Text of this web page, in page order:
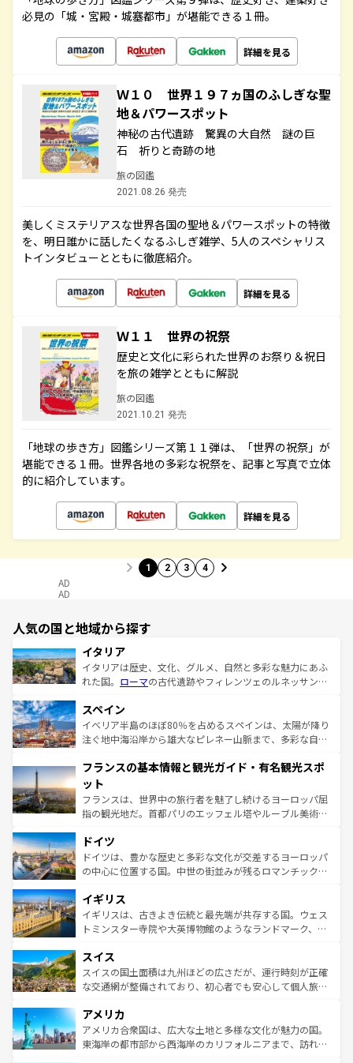
必見の「城・宮殿・城塞都市」が堪能できる１冊。
詳細を見る
Ｗ１０ 世界１９７ヵ国のふしぎな聖
地＆パワースポット
神秘の古代遺跡 驚異の大自然 謎の巨
石 祈りと奇跡の地
旅の図鑑
2021.08.26 発売
美しくミステリアスな世界各国の聖地＆パワースポットの特徴
を、明日誰かに話したくなるふしぎ雑学、5人のスペシャリス
トインタビューとともに徹底紹介。
詳細を見る
Ｗ１１ 世界の祝祭
歴史と文化に彩られた世界のお祭り＆祝日
を旅の雑学とともに解説
旅の図鑑
2021.10.21 発売
「地球の歩き方」図鑑シリーズ第１１弾は、「世界の祝祭」が
堪能できる１冊。世界各地の多彩な祝祭を、記事と写真で立体
的に紹介しています。
詳細を見る
1 2 3 4
AD
AD
人気の国と地域から探す
イタリア
イタリアは歴史、文化、グルメ、自然と多彩な魅力にあふ
れた国。 ローマの古代遺跡やフィレンツェのルネッサンス
ろん、トスカーナの美しい田園風景やアマルフィ海岸の絶
景など、自然景観も見逃せない。観光の合間には、本場の
ピザやパスタなど、絶品のイタリア料理を堪能することも
ませてくれるイタリアで、忘れられない旅をしてみよう！
なお、新着のイタリア情報は
しい。
スペイン
イベリア半島のほぼ80％を占めるスペインは、太陽が降り
注ぐ地中海沿岸から雄大なピレネー山脈まで、多彩な自然
文化が根付くこの国では、情熱的なフラメンコ、熱気あふ
れる闘牛、そして美味しいタパスが生活の一部となってい
る。首都マドリードの洗練された雰囲気や、バルセロナの
アートに溢れた街角から、地方では古代ローマ遺跡や中世
せる。地方によって風土や気候が異なるスペインはその個
性で訪れる人を魅了する。 なお、新着のスペイン情報は コ
ンテンツ一覧を参照してほしい。
フランスの基本情報と観光ガイド・有名観光スポ
ット
フランスは、世界中の旅行者を魅了し続けるヨーロッパ屈
指の観光地だ。首都パリのエッフェル塔やルーブル美術館
で、幅広い魅力が詰まっている。華麗な宮殿、歴史的な大
聖堂、美しいビーチ、そして豊かな自然が、訪れる者を心
から魅了する。また、フランスは美食の国としても知ら
いる。シャンパンの発祥地であるランス、プロヴァンスの
香り高いラベンダー畑など、多彩な楽しみ方が可能だ。さ
らに、パリ以外の地域にも魅力が溢れており、どの街角に
れる地方に足を運ぶとそれぞれで全く異なる文化を体験で
きるだろう。 なお、新着のフランス情報はコンテンツ一覧
を参照してほしい。
ドイツ
ドイツは、豊かな歴史と多彩な文化が交差するヨーロッパ
の中心に位置する国。中世の街並みが残るロマンチック街
顔を持つこの国は、どこを歩いても飽きることがない。ベ
ルリンの文化的活気、バイエルン州のアルプスの絶景、そ
してライン川沿いのワイン畑といった風景は必見。ビール
は、お酒好きな人にはぜひ体験してほしい。 なお、新着の
ドイツ情報はコンテンツ一覧を参照してほしい。
イギリス
イギリスは、古きよき伝統と最先端が共存する国。ウェス
トミンスター寺院や大英博物館のようなランドマーク、歴
リアごとに異なる魅力がある。また、優雅なアフタヌーン
ティー、ビール好きにはたまらない英国パブ、サッカー観
戦など、本場だからこそできる体験も豊富。イギリスを旅
ンツ一覧を参照してほしい。
スイス
スイスの国土面積は九州ほどの広さだが、運行時刻が正確
な交通網が整備されており、初心者でも安心して個人旅行
の建物がそのまま残る町や、スイスならではのユニークな
博物館もあり、アルプス観光だけでなく町歩きも満喫する
ことができる。国民の所得が高いため物価も高いが、旅行
アメリカ
アメリカ合衆国は、広大な土地と多様な文化が魅力の国。
東海岸の都市部から西海岸のカリフォルニアまで、訪れる